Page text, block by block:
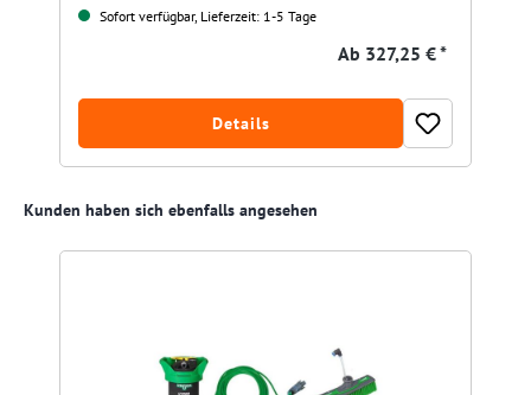
Sofort verfügbar, Lieferzeit: 1-5 Tage
Ab 327,25 € *
Details
Produktgalerie überspringen
Kunden haben sich ebenfalls angesehen